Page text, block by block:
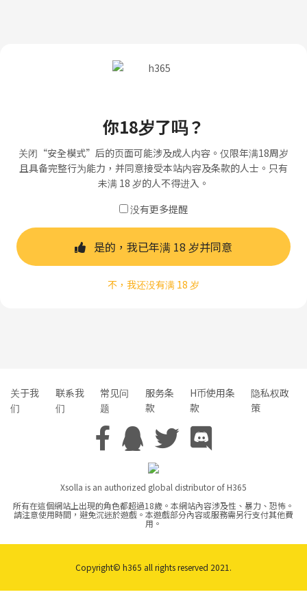
你18岁了吗？
关闭“安全模式”后的页面可能涉及成人内容。仅限年满18周岁
且具备完整行为能力，并同意接受本站内容及条款的人士。只有
未满 18 岁的人不得进入。
没有更多提醒
是的，我已年满 18 岁并同意
不，我还没有满 18 岁
关于我
们
联系我
们
常见问
题
服务条
款
H币使用条
款
隐私权政
策
Xsolla is an authorized global distributor of H365
所有在這個網站上出現的角色都超過18歲。本網站內容涉及性、暴力、恐怖。
請注意使用時間，避免沉迷於遊戲。本遊戲部分內容或服務需另行支付其他費
用。
Copyright© h365 all rights reserved 2021.